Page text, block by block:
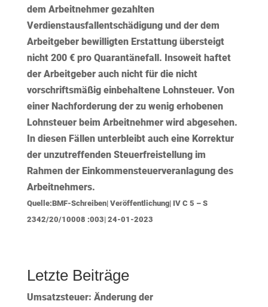
dem Arbeitnehmer gezahlten
Verdienstausfallentschädigung und der dem
Arbeitgeber bewilligten Erstattung übersteigt
nicht 200 € pro Quarantänefall. Insoweit haftet
der Arbeitgeber auch nicht für die nicht
vorschriftsmäßig einbehaltene Lohnsteuer. Von
einer Nachforderung der zu wenig erhobenen
Lohnsteuer beim Arbeitnehmer wird abgesehen.
In diesen Fällen unterbleibt auch eine Korrektur
der unzutreffenden Steuerfreistellung im
Rahmen der Einkommensteuerveranlagung des
Arbeitnehmers.
Quelle:BMF-Schreiben| Veröffentlichung| IV C 5 – S
2342/20/10008 :003| 24-01-2023
Letzte Beiträge
Umsatzsteuer: Änderung der